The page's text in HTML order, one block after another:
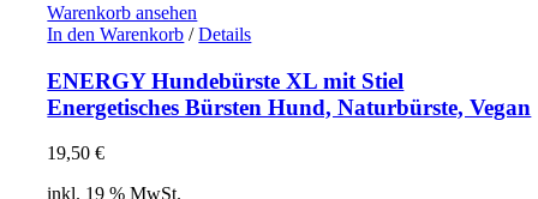
Warenkorb ansehen
In den Warenkorb / Details
ENERGY Hundebürste XL mit Stiel
Energetisches Bürsten Hund, Naturbürste, Vegan
19,50€
inkl. 19 % MwSt.